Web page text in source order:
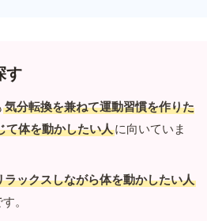
す
気分転換を兼ねて運動習慣を作りた
て体を動かしたい人に向いていま
ラックスしながら体を動かしたい人
。